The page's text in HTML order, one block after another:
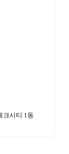
크시티 1동